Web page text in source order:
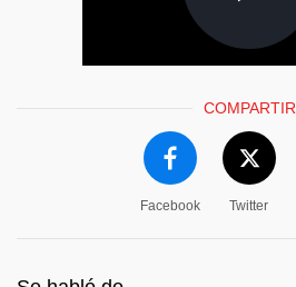
COMPARTIR
Facebook Twitter